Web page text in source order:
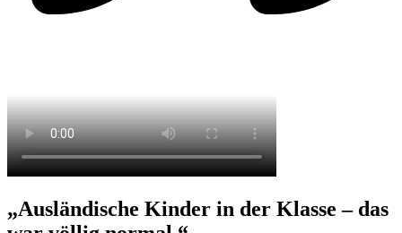
„Ausländische Kinder in der Klasse – das